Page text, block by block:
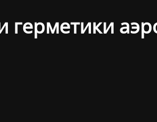
герметики